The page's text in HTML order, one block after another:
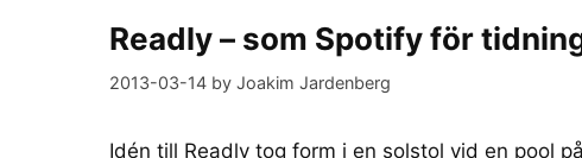
Readly – som Spotify för
2013-03-14 by Joakim Jardenberg
Idén till Readly tog form i en solstol vid en pool